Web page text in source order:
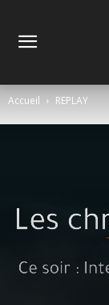
Accueil REPLAY